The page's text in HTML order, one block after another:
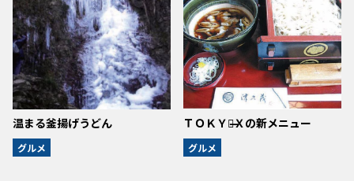
温まる釜揚げうどん
グルメ
ＴＯＫＹＯ̶Ｘの新メニュー
グルメ